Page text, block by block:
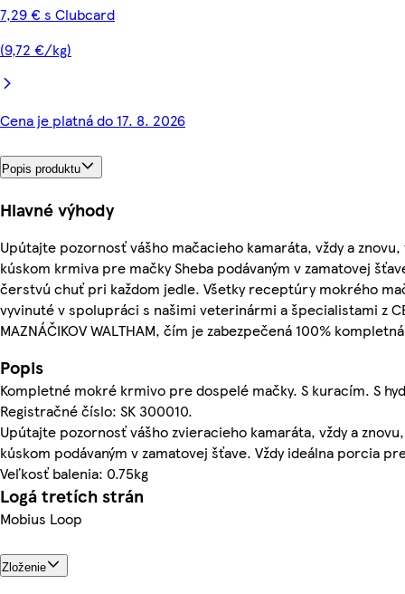
7,29 € s Clubcard
(9,72 €/kg)
Cena je platná do 17. 8. 2026
Popis produktu
Hlavné výhody
Upútajte pozornosť vášho mačacieho kamaráta, vždy a
kúskom krmiva pre mačky Sheba podávaným v zamatovej
čerstvú chuť pri každom jedle. Všetky receptúry mokrého
vyvinuté v spolupráci s našimi veterinármi a špecialistami z
MAZNÁČIKOV WALTHAM, čím je zabezpečená 100%
Popis
Kompletné mokré krmivo pre dospelé mačky. S kuracím. S
Registračné číslo: SK 300010.
Upútajte pozornosť vášho zvieracieho kamaráta, vždy a
kúskom podávaným v zamatovej šťave. Vždy ideálna porcia
Veľkosť balenia: 0.75kg
Logá tretích strán
Mobius Loop
Zloženie